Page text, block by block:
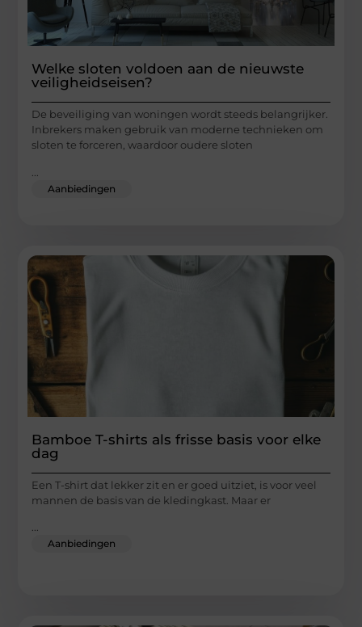
Welke sloten voldoen aan de nieuwste
veiligheidseisen?
De beveiliging van woningen wordt steeds belangrijker.
Inbrekers maken gebruik van moderne technieken om
sloten te forceren, waardoor oudere sloten
Aanbiedingen
Bamboe T-shirts als frisse basis voor elke
dag
Een T-shirt dat lekker zit en er goed uitziet, is voor veel
mannen de basis van de kledingkast. Maar er
Aanbiedingen